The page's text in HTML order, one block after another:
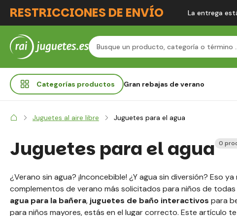
RESTRICCIONES DE ENVÍO La entrega
Categorías productos Gran rebajas de verano
Juguetes al aire libre Juguetes para el agua
Juguetes para el agua 0
¿Verano sin agua? ¡Inconcebible! ¿Y agua sin diversión? Eso ya
complementos de verano más solicitados para niños de todas
agua para la bañera, juguetes de baño interactivos para
para niños mayores, estás en el lugar correcto. Este artículo